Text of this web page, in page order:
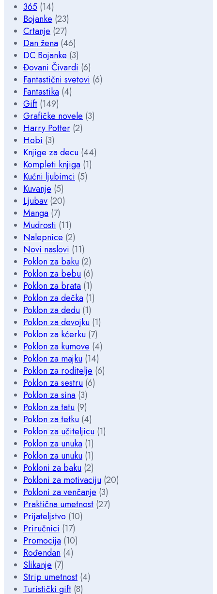
365 (14)
Bojanke (23)
Crtanje (27)
Dan žena (46)
DC Bojanke (3)
Đovani Čivardi (6)
Fantastični svetovi (6)
Fantastika (4)
Gift (149)
Grafičke novele (3)
Harry Potter (2)
Hobi (3)
Knjige za decu (44)
Kompleti knjiga (1)
Kućni ljubimci (5)
Kuvanje (5)
Ljubav (20)
Manga (7)
Mudrosti (11)
Nalepnice (2)
Novi naslovi (11)
Poklon za baku (2)
Poklon za bebu (6)
Poklon za brata (1)
Poklon za dečka (1)
Poklon za dedu (1)
Poklon za devojku (1)
Poklon za kćerku (7)
Poklon za kumove (4)
Poklon za majku (14)
Poklon za roditelje (6)
Poklon za sestru (6)
Poklon za sina (3)
Poklon za tatu (9)
Poklon za tetku (4)
Poklon za učiteljicu (1)
Poklon za unuka (1)
Poklon za unuku (1)
Pokloni za baku (2)
Pokloni za motivaciju (20)
Pokloni za venčanje (3)
Praktična umetnost (27)
Prijateljstvo (10)
Priručnici (17)
Promocija (10)
Rođendan (4)
Slikanje (7)
Strip umetnost (4)
Turistički gift (8)